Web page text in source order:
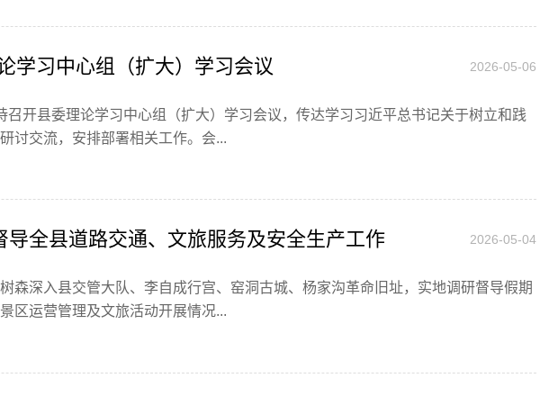
学习中心组（扩大）学习会议 2026-05-06
召开县委理论学习中心组（扩大）学习会议，传达学习习近平总书记关于树立和践
讨交流，安排部署相关工作。会...
导全县道路交通、文旅服务及安全生产工作 2026-05-04
森深入县交管大队、李自成行宫、窑洞古城、杨家沟革命旧址，实地调研督导假期
区运营管理及文旅活动开展情况...